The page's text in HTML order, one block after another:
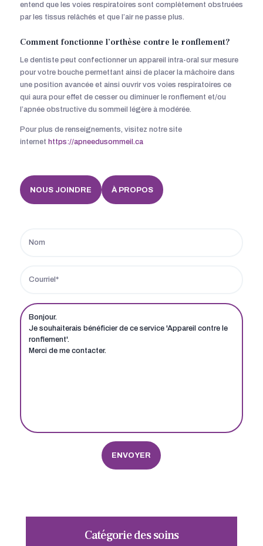
entend que les voies respiratoires sont complètement obstruées
par les tissus relâchés et que l’air ne passe plus.
Comment fonctionne l’orthèse contre le ronflement?
Le dentiste peut confectionner un appareil intra-oral sur mesure
pour votre bouche permettant ainsi de placer la mâchoire dans
une position avancée et ainsi ouvrir vos voies respiratoires ce
qui aura pour effet de cesser ou diminuer le ronflement et/ou
l’apnée obstructive du sommeil légère à modérée.
Pour plus de renseignements, visitez notre site
internet https://apneedusommeil.ca
NOUS JOINDRE À PROPOS
Catégorie des soins